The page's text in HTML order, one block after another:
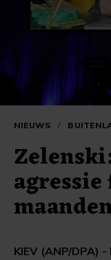
NIEUWS /
KIEV (ANP/DPA)